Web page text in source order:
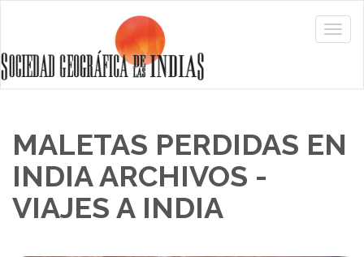
MALETAS PERDIDAS EN
INDIA ARCHIVOS -
VIAJES A INDIA